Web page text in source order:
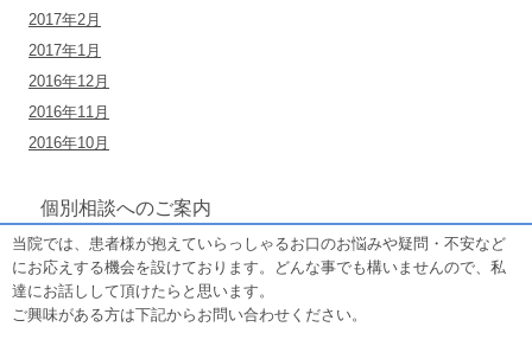
2017年2月
2017年1月
2016年12月
2016年11月
2016年10月
個別相談へのご案内
当院では、患者様が抱えていらっしゃるお口のお悩みや疑問・不安など
にお応えする機会を設けております。どんな事でも構いませんので、私
達にお話しして頂けたらと思います。
ご興味がある方は下記からお問い合わせください。